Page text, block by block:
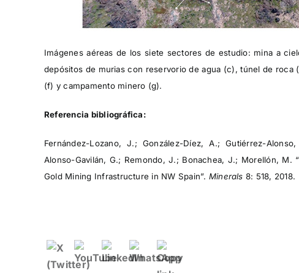
Imágenes aéreas de los siete sectores de estudio: mina a
depósitos de murias con reservorio de agua (c), túnel de
(f) y campamento minero (g).
Referencia bibliográfica:
Fernández-Lozano, J.; González-Díez, A.; Gutiérrez-
Alonso-Gavilán, G.; Remondo, J.; Bonachea, J.; Morellón, M.
Gold Mining Infrastructure in NW Spain”. Minerals 8: 518, 2018.